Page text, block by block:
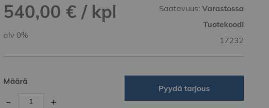
540,00 € / kpl Saatavuus: Varastossa
Tuotekoodi
17232
alv 0%
Määrä
- +
Pyydä tarjous